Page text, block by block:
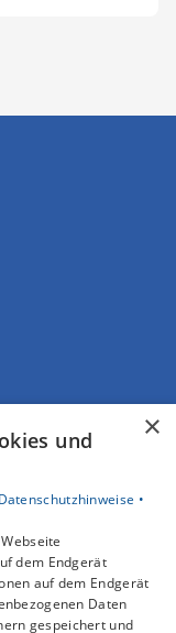
×
und
Datenschutzhinweise •
dem Endgerät
auf dem Endgerät
Daten
gespeichert und